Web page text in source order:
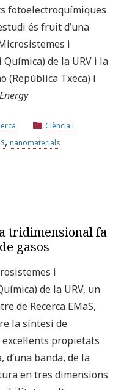
fotoelectroquímiques
és fruit d’una
i
de la URV i la
(República Txeca) i
Ciència i
, nanomaterials
tridimensional fa
gasos
i
de la URV, un
de Recerca EMaS,
la síntesi de
propietats
d’una banda, de la
en tres dimensions